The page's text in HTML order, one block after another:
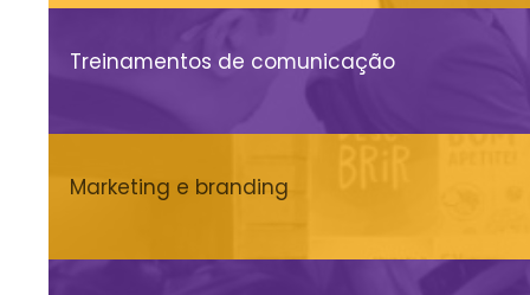
Treinamentos de comunicação
Marketing e branding